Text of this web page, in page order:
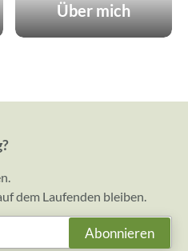
Über mich
dem Laufenden bleiben.
Abonnieren